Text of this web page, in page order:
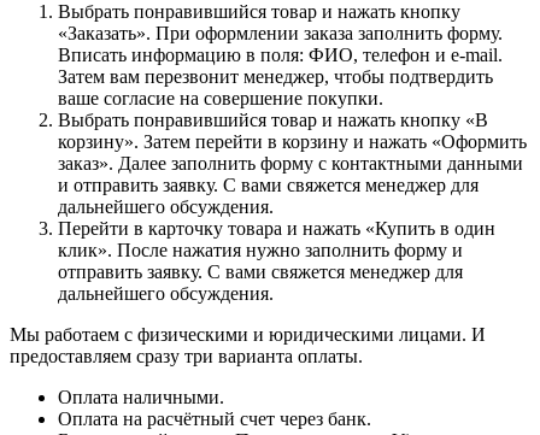
Выбрать понравившийся товар и нажать кнопку
«Заказать». При оформлении заказа заполнить форму.
Вписать информацию в поля: ФИО, телефон и e-mail.
Затем вам перезвонит менеджер, чтобы подтвердить
ваше согласие на совершение покупки.
Выбрать понравившийся товар и нажать кнопку «В
корзину». Затем перейти в корзину и нажать «Оформить
заказ». Далее заполнить форму с контактными данными
и отправить заявку. С вами свяжется менеджер для
дальнейшего обсуждения.
Перейти в карточку товара и нажать «Купить в один
клик». После нажатия нужно заполнить форму и
отправить заявку. С вами свяжется менеджер для
дальнейшего обсуждения.
Мы работаем с физическими и юридическими лицами. И
предоставляем сразу три варианта оплаты.
Оплата наличными.
Оплата на расчётный счет через банк.